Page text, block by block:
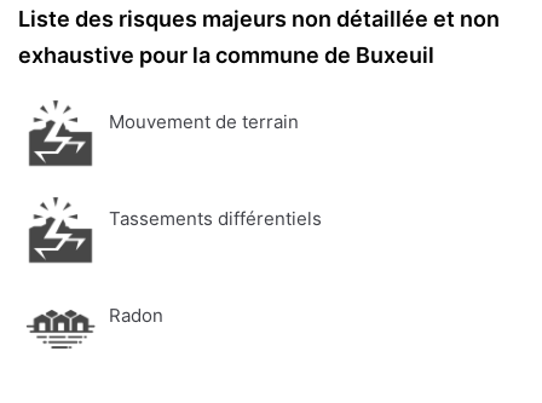
Liste des risques majeurs non détaillée et non
exhaustive pour la commune de Buxeuil
Mouvement de terrain
Tassements différentiels
Radon